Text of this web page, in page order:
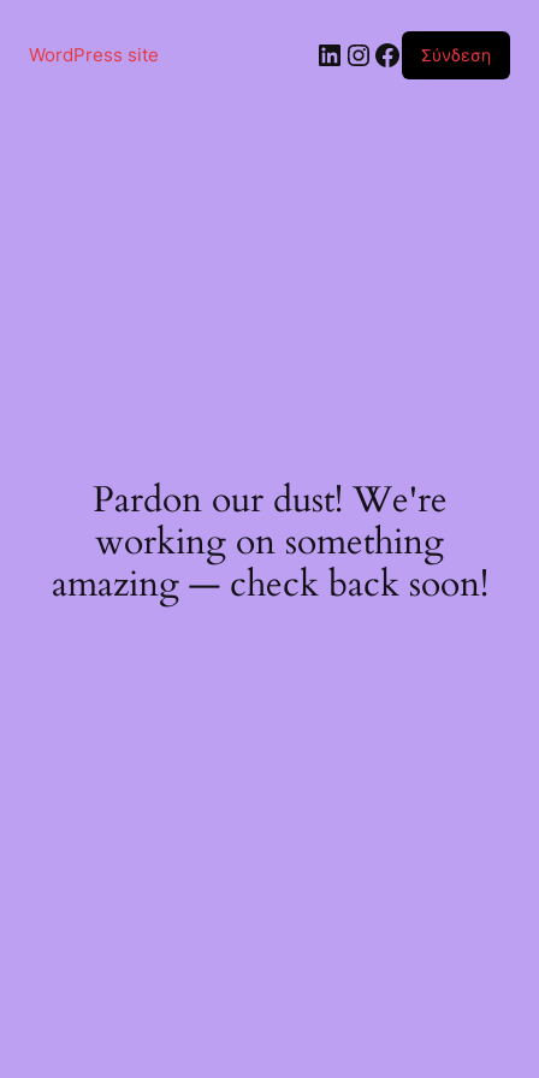
περιεχόμενο
WordPress site Linkedin
Instagram
Facebook
Σύνδεση
Pardon our dust! We're
working on something
amazing — check back soon!